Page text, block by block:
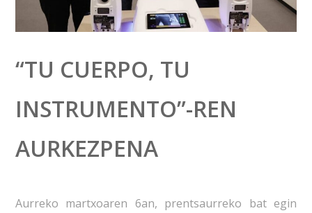
“TU CUERPO, TU
INSTRUMENTO”-REN
AURKEZPENA
Aurreko martxoaren 6an, prentsaurreko bat egin